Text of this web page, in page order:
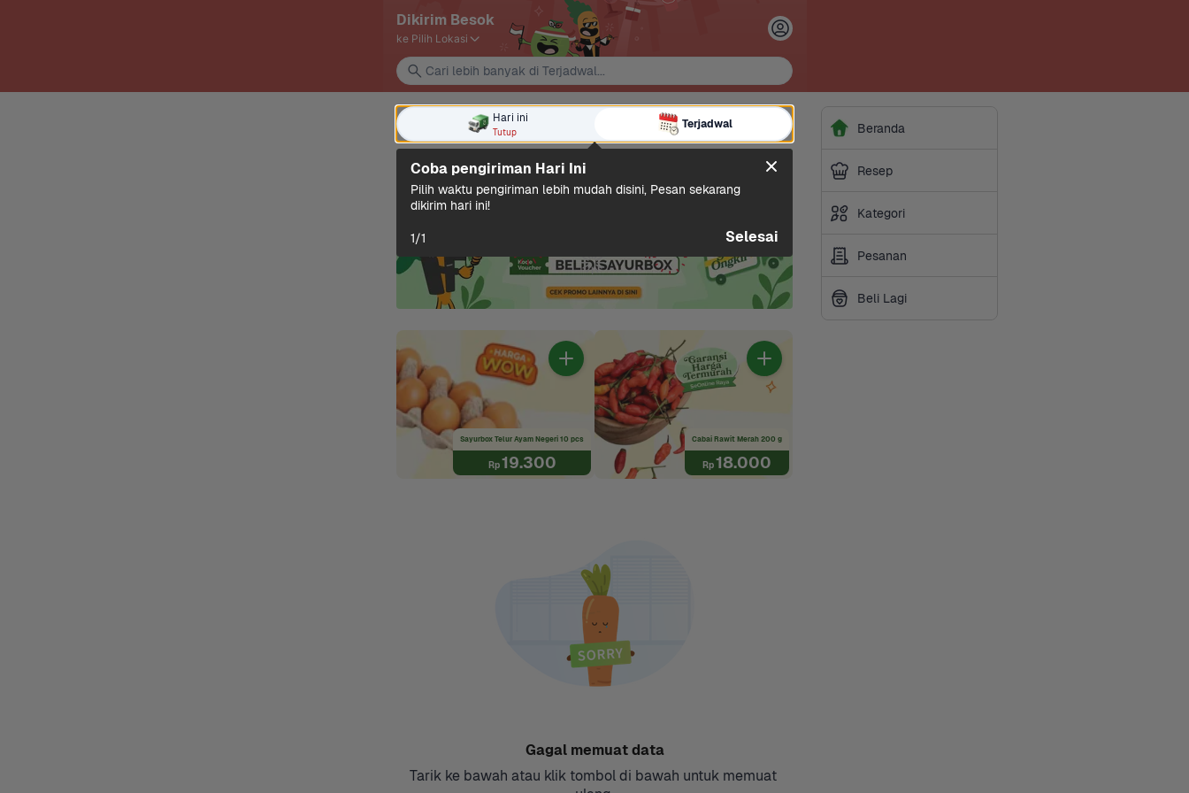
Hari ini
Tutup
Terjadwal
Sayurbox Telur Ayam Negeri 10 pcs
Rp19.300
Cabai Rawit Merah 200 g
Rp18.000
Gagal memuat data
Tarik ke bawah atau klik tombol di bawah untuk memuat
Beranda
Resep
Kategori
Pesanan
Beli Lagi
Cari lebih banyak di Terjadwal...
Dikirim Besok
ke Pilih Lokasi
Hari ini
Tutup
Terjadwal
Coba pengiriman Hari Ini
Pilih waktu pengiriman lebih mudah disini, Pesan sekarang
dikirim hari ini!
1/1 Selesai